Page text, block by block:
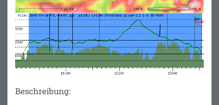
Beschreibung: